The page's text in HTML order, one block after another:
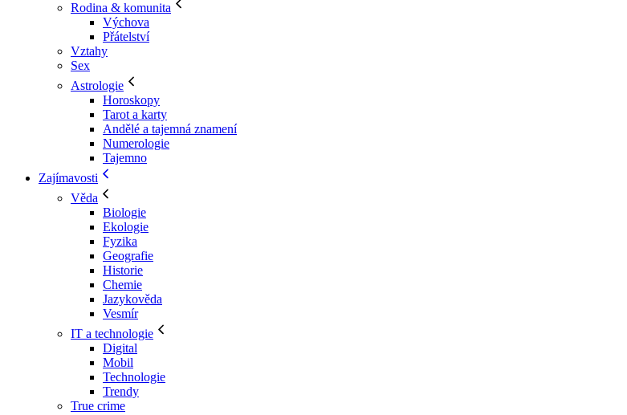
Rodina & komunita
Výchova
Přátelství
Vztahy
Sex
Astrologie
Horoskopy
Tarot a karty
Andělé a tajemná znamení
Numerologie
Tajemno
Zajímavosti
Věda
Biologie
Ekologie
Fyzika
Geografie
Historie
Chemie
Jazykověda
Vesmír
IT a technologie
Digital
Mobil
Technologie
Trendy
True crime